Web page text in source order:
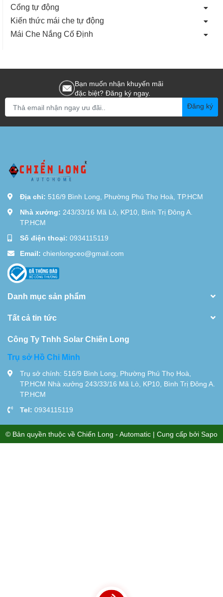
Cổng tự động
Kiến thức mái che tự động
Mái Che Nắng Cố Định
Bạn muốn nhận khuyến mãi
đặc biệt? Đăng ký ngay.
Đăng ký
Địa chỉ: 516/9 Bình Long, Phường Phú Thọ Hoà, TP.HCM
Nhà xưởng: 243/33/16 Mã Lò, KP10, Bình Trị Đông A.
TP.HCM
Số điện thoại: 0934115119
Email: chienlongceo@gmail.com
Danh mục sản phẩm
Tất cả tin tức
Công Ty Tnhh Solar Chiến Long
Trụ sở Hồ Chi Minh
Trụ sở chính: 516/9 Bình Long, Phường Phú Thọ Hoà,
TP.HCM Nhà xưởng 243/33/16 Mã Lò, KP10, Bình Trị Đông A.
TP.HCM
Tel: 0934115119
© Bản quyền thuộc về Chiến Long - Automatic | Cung cấp bởi Sapo